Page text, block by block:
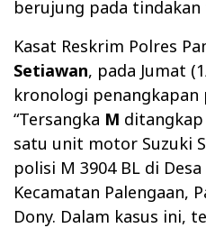
berujung pada tindakan
Kasat Reskrim Polres
Setiawan, pada Jumat
kronologi penangkapan
“Tersangka M
satu unit motor Suzuki
polisi M 3904 BL di
Kecamatan Palengaan,
Dony. Dalam kasus ini,